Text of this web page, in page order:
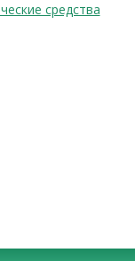
средства